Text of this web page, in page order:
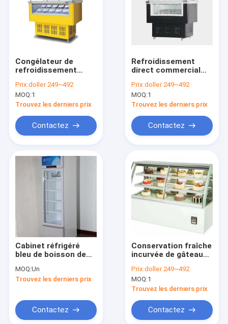
Congélateur de
refroidissement
coffret d'étalage de
crème glacée de
style de Haagen-
Prix:doller 249~492
MOQ:1
Trouvez les derniers prix
Contactez
Refroidissement
direct commercial
d'étalage de crème
glacée
Prix:doller 249~492
MOQ:1
Trouvez les derniers prix
Contactez
Cabinet réfrigéré
bleu de boisson de
MOQ:Un
Trouvez les derniers prix
Contactez
Conservation fraîche
incurvée de gâteau
Front Face
Refrigerated Display
Cabinet
Prix:doller 249~492
MOQ:1
Trouvez les derniers prix
Contactez